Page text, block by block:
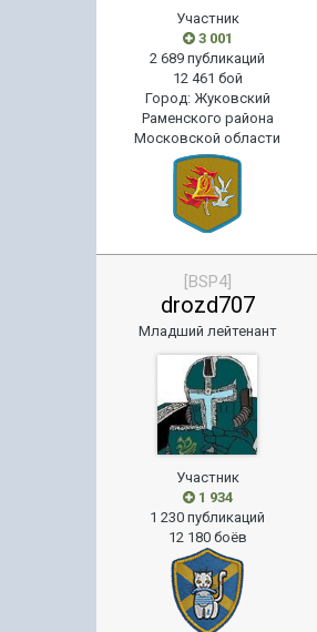
Участник
3 001
2 689 публикаций
12 461 бой
Город: Жуковский
Раменского района
Московской области
[BSP4]
drozd707
Младший лейтенант
Участник
1 934
1 230 публикаций
12 180 боёв